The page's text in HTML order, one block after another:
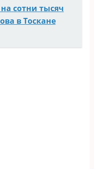
сотни тысяч
в Тоскане